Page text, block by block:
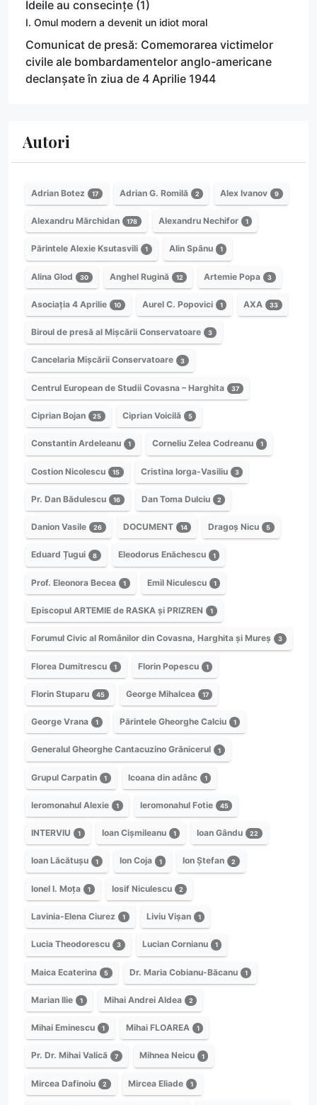
Ideile au consecințe (1)
I. Omul modern a devenit un idiot moral
Comunicat de presă: Comemorarea victimelor
civile ale bombardamentelor anglo-americane
declanșate în ziua de 4 Aprilie 1944
Autori
Adrian Botez 17 Adrian G. Romilă 2 Alex Ivanov 9
Alexandru Mărchidan 178 Alexandru Nechifor 1
Părintele Alexie Ksutasvili 1 Alin Spânu 1
Alina Glod 30 Anghel Rugină 12 Artemie Popa 3
Asociația 4 Aprilie 10 Aurel C. Popovici 1 AXA 33
Biroul de presă al Mișcării Conservatoare 3
Cancelaria Mișcării Conservatoare 3
Centrul European de Studii Covasna – Harghita 37
Ciprian Bojan 25 Ciprian Voicilă 5
Constantin Ardeleanu 1 Corneliu Zelea Codreanu 1
Costion Nicolescu 15 Cristina Iorga-Vasiliu 3
Pr. Dan Bădulescu 16 Dan Toma Dulciu 2
Danion Vasile 26 DOCUMENT 14 Dragoș Nicu 5
Eduard Țugui 8 Eleodorus Enăchescu 1
Prof. Eleonora Becea 1 Emil Niculescu 1
Episcopul ARTEMIE de RASKA și PRIZREN 1
Forumul Civic al Românilor din Covasna, Harghita și Mureș 3
Florea Dumitrescu 1 Florin Popescu 1
Florin Stuparu 45 George Mihalcea 17
George Vrana 1 Părintele Gheorghe Calciu 1
Generalul Gheorghe Cantacuzino Grănicerul 1
Grupul Carpatin 1 Icoana din adânc 1
Ieromonahul Alexie 1 Ieromonahul Fotie 45
INTERVIU 1 Ioan Cișmileanu 1 Ioan Gându 22
Ioan Lăcătușu 1 Ion Coja 1 Ion Ștefan 2
Ionel I. Moța 1 Iosif Niculescu 2
Lavinia-Elena Ciurez 1 Liviu Vișan 1
Lucia Theodorescu 3 Lucian Cornianu 1
Maica Ecaterina 5 Dr. Maria Cobianu-Băcanu 1
Marian Ilie 1 Mihai Andrei Aldea 2
Mihai Eminescu 1 Mihai FLOAREA 1
Pr. Dr. Mihai Valică 7 Mihnea Neicu 1
Mircea Dafinoiu 2 Mircea Eliade 1